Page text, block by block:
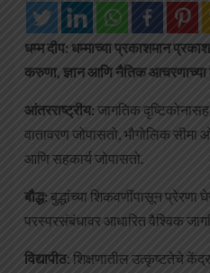
धम्म दीप: धम्माच्या प्रकाशमान
करुणा, ज्ञान आणि नैतिक आचरणाच्या
आंतरराष्ट्रीय: जागतिक
वातावरण जोपासतो, भौगोलिक
आणि सहकार्य जोपासतो.
बौद्ध: बुद्धांच्या शिकवणींपासून
परस्परसंबंधावर आधारित वैश्विक
विद्यापीठ: शिक्षणातील उत्कृष्टतेचे